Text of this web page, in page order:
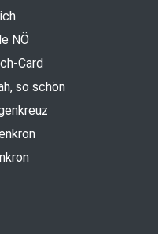
NÖ
Card
so schön